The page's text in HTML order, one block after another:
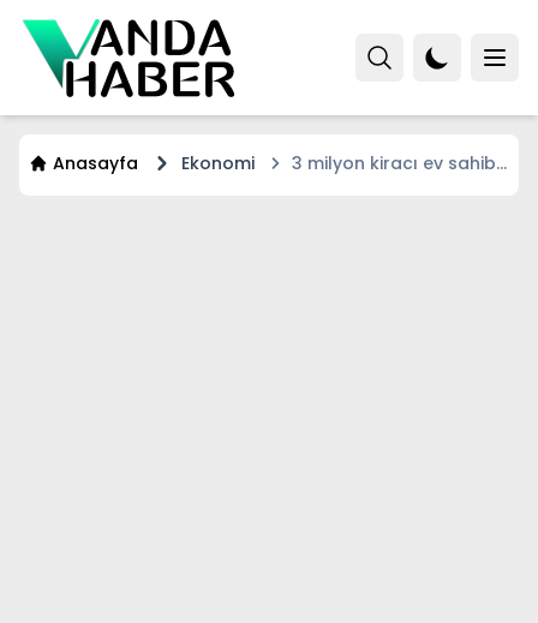
Anasayfa Ekonomi
3 milyon kiracı ev sahibi